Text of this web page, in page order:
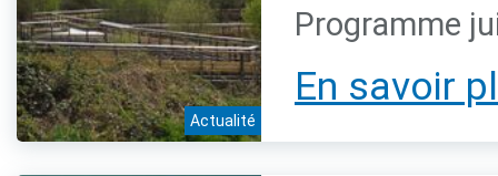
Actualité
Programme
En savoir